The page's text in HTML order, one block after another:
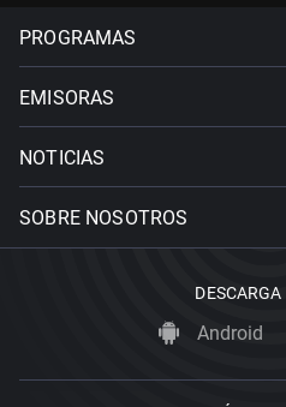
PROGRAMAS
EMISORAS
NOTICIAS
SOBRE NOSOTROS
Android